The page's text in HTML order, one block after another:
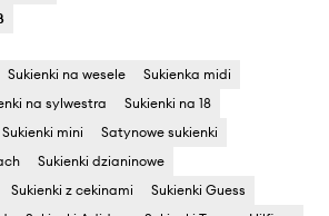
Sukienki na wesele
Sukienka midi
na sylwestra
Sukienki na 18
Sukienki mini
Satynowe sukienki
Sukienki dzianinowe
Sukienki z cekinami
Sukienki Guess